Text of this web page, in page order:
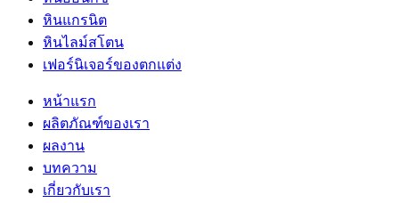
หินแกรนิต
หินไลม์สโตน
เฟอร์นิเจอร์ของตกแต่ง
หน้าแรก
ผลิตภัณฑ์ของเรา
ผลงาน
บทความ
เกี่ยวกับเรา